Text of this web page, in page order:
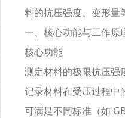
料的抗压强度、变形量
一、核心功能与工作原
核心功能
测定材料的极限抗压强
记录材料在受压过程中
可满足不同标准（如